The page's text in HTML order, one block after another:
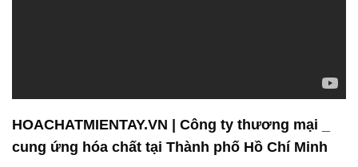
HOACHATMIENTAY.VN | Công ty thương mại _
cung ứng hóa chất tại Thành phố Hồ Chí Minh